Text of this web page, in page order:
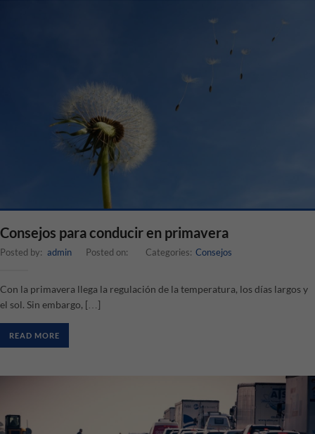
Consejos para conducir en primavera
Posted by: admin Posted on: Categories: Consejos
Con la primavera llega la regulación de la temperatura, los días largos y
el sol. Sin embargo, […]
READ MORE